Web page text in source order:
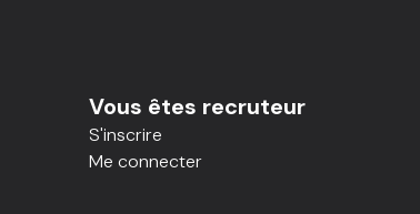
Vous êtes recruteur
S'inscrire
Me connecter